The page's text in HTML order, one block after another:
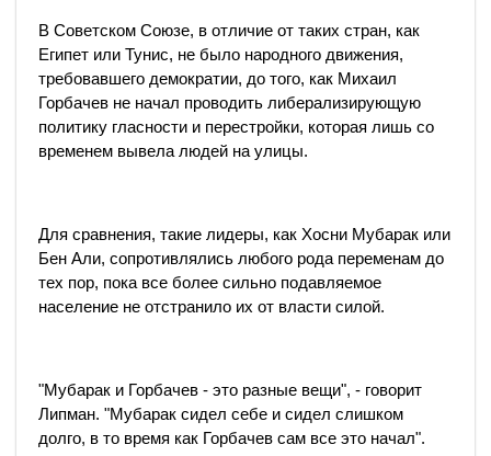
В Советском Союзе, в отличие от таких стран, как
Египет или Тунис, не было народного движения,
требовавшего демократии, до того, как Михаил
Горбачев не начал проводить либерализирующую
политику гласности и перестройки, которая лишь со
временем вывела людей на улицы.
Для сравнения, такие лидеры, как Хосни Мубарак или
Бен Али, сопротивлялись любого рода переменам до
тех пор, пока все более сильно подавляемое
население не отстранило их от власти силой.
"Мубарак и Горбачев - это разные вещи", - говорит
Липман. "Мубарак сидел себе и сидел слишком
долго, в то время как Горбачев сам все это начал".